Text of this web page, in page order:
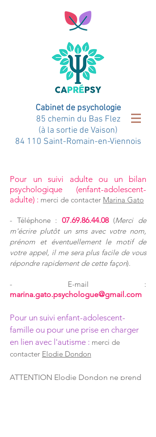
Cabinet de psychologie
85 chemin du Bas Flez
(à la sortie de Vaison)
84 110 Saint-Romain-en-Viennois
Pour un suivi adulte ou un bilan
psychologique (enfant-adolescent-
adulte) : merci de contacter Marina Gato
- Téléphone : 07.69.86.44.08(Merci de
m'écrire plutôt un sms avec votre nom,
prénom et éventuellement le motif de
votre appel, il me sera plus facile de vous
répondre rapidement de cette façon).
- E-mail :
marina.gato.psychologue@gmail.com
Pour un suivi enfant-adolescent-
famille ou pour une prise en charger
en lien avec l'autisme : merci de
contacter Elodie Dondon
ATTENTION Elodie Dondon ne prend